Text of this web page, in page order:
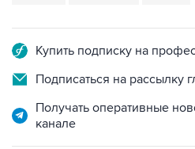
Купить подписку на
Подписаться на рассылку
Получать оперативные
канале